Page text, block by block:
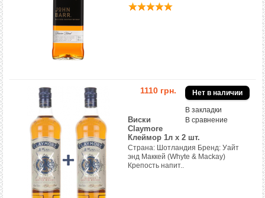
В закладки
В сравнение
1110 грн.
Виски
Claymore
Клеймор 1л х 2 шт.
Страна: Шотландия Бренд: Уайт
энд Маккей (Whyte & Mackay)
Крепость напит..